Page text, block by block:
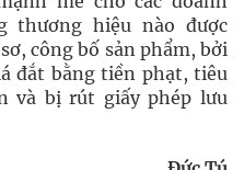
thương hiệu nào được
công bố sản phẩm, bởi
đắt bằng tiền phạt, tiêu
và bị rút giấy phép lưu